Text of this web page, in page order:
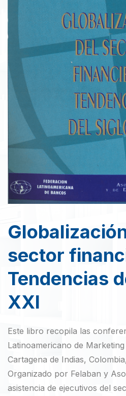
sector
Tendencias
XXI
Este libro recopila las
Latinoamericano de
Cartagena de Indias,
Organizado por Felaban y
asistencia de ejecutivos del